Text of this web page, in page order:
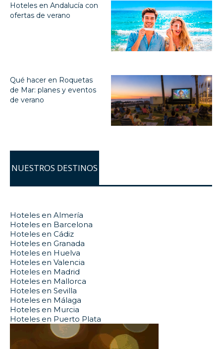
Hoteles en Andalucía con
ofertas de verano
Qué hacer en Roquetas
de Mar: planes y eventos
de verano
NUESTROS DESTINOS
Hoteles en Almería
Hoteles en Barcelona
Hoteles en Cádiz
Hoteles en Granada
Hoteles en Huelva
Hoteles en Valencia
Hoteles en Madrid
Hoteles en Mallorca
Hoteles en Sevilla
Hoteles en Málaga
Hoteles en Murcia
Hoteles en Puerto Plata